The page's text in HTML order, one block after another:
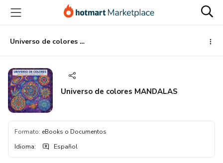
principal
página
de
página
Universo de colores MANDALAS
Universo de colores MANDALAS
Formato: eBooks o Documentos
Idioma: Español